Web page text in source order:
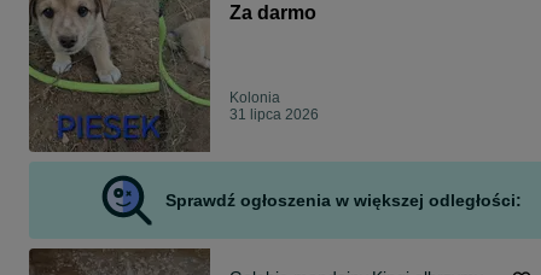
Za darmo
Kolonia
31 lipca 2026
Sprawdź ogłoszenia w większej odległości: